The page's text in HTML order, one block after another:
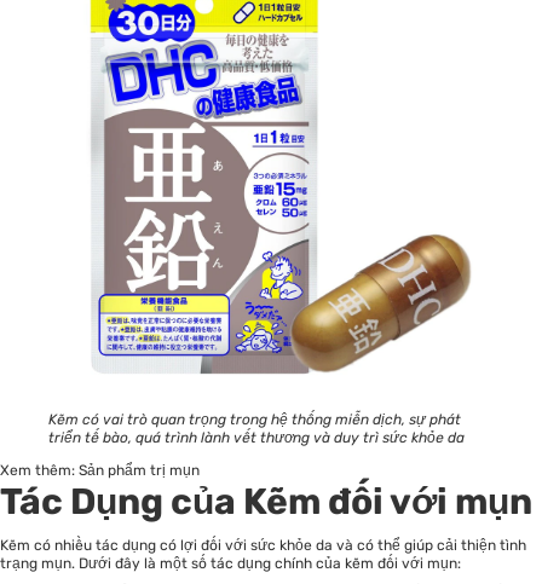
Kẽm có vai trò quan trọng trong hệ thống miễn dịch, sự phát
triển tế bào, quá trình lành vết thương và duy trì sức khỏe da
Xem thêm: Sản phẩm trị mụn
Tác Dụng của Kẽm đối với mụn
Kẽm có nhiều tác dụng có lợi đối với sức khỏe da và có thể giúp cải thiện tình
trạng mụn. Dưới đây là một số tác dụng chính của kẽm đối với mụn: